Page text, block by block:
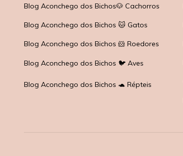
Blog Aconchego dos Bichos🐶 Cachorros
Blog Aconchego dos Bichos 🐱 Gatos
Blog Aconchego dos Bichos 🐹 Roedores
Blog Aconchego dos Bichos 🐦 Aves
Blog Aconchego dos Bichos 🐢 Répteis